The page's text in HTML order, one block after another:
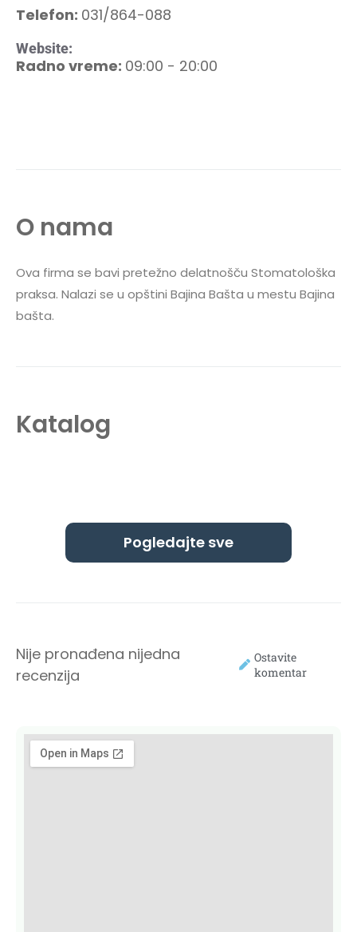
Telefon: 031/864-088
Website:
Radno vreme: 09:00 - 20:00
O nama
Ova firma se bavi pretežno delatnošču Stomatološka
praksa. Nalazi se u opštini Bajina Bašta u mestu Bajina
bašta.
Katalog
Pogledajte sve
Nije pronađena nijedna
recenzija
Ostavite
komentar